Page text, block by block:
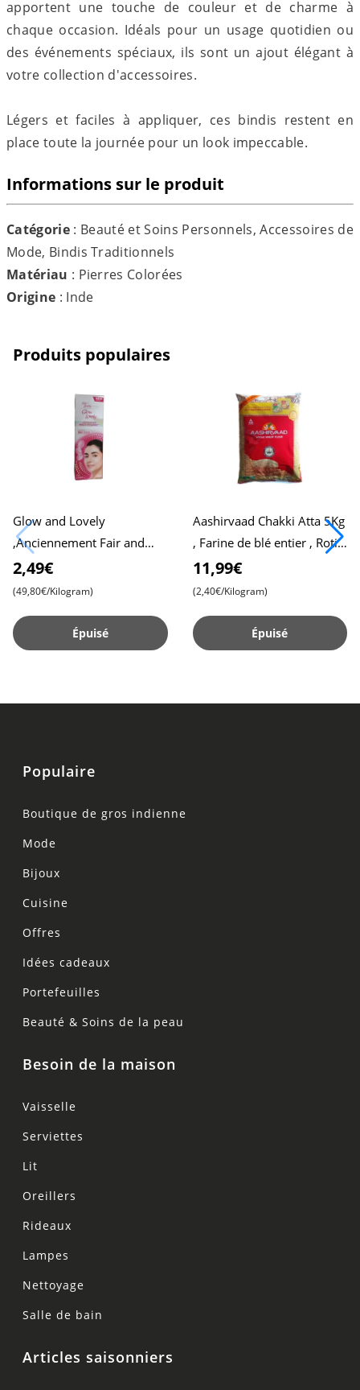
apportent une touche de couleur et de charme à
chaque occasion. Idéals pour un usage quotidien ou
des événements spéciaux, ils sont un ajout élégant à
votre collection d'accessoires.
Légers et faciles à appliquer, ces bindis restent en
place toute la journée pour un look impeccable.
Informations sur le produit
Catégorie : Beauté et Soins Personnels, Accessoires de
Mode, Bindis Traditionnels
Matériau : Pierres Colorées
Origine : Inde
Produits populaires
Glow and Lovely
,Anciennement Fair and
Lovely, 50g Pack , Formule
Avancée pour une Peau
2,49€
(49,80€/Kilogram)
Épuisé
Aashirvaad Chakki Atta 5Kg
, Farine de blé entier , Roti
moelleux , Chapati
11,99€
(2,40€/Kilogram)
Épuisé
Populaire
Boutique de gros indienne
Mode
Bijoux
Cuisine
Offres
Idées cadeaux
Portefeuilles
Beauté & Soins de la peau
Besoin de la maison
Vaisselle
Serviettes
Lit
Oreillers
Rideaux
Lampes
Nettoyage
Salle de bain
Articles saisonniers